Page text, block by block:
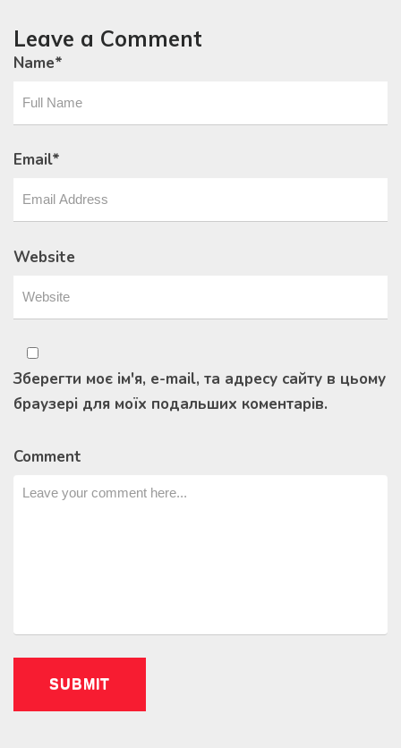
Leave a Comment
Name*
Email*
Website
Зберегти моє ім'я, e-mail, та адресу сайту в цьому
браузері для моїх подальших коментарів.
Comment